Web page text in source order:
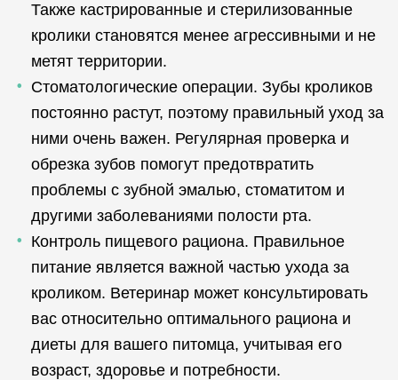
Также кастрированные и стерилизованные
кролики становятся менее агрессивными и не
метят территории.
Стоматологические операции. Зубы кроликов
постоянно растут, поэтому правильный уход за
ними очень важен. Регулярная проверка и
обрезка зубов помогут предотвратить
проблемы с зубной эмалью, стоматитом и
другими заболеваниями полости рта.
Контроль пищевого рациона. Правильное
питание является важной частью ухода за
кроликом. Ветеринар может консультировать
вас относительно оптимального рациона и
диеты для вашего питомца, учитывая его
возраст, здоровье и потребности.